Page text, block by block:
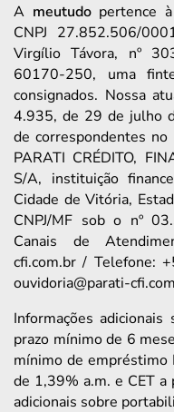
A meutudopertence à
CNPJ 27.852.506/
Virgílio Távora, nº
60170-250, uma
consignados. Nossa
4.935, de 29 de julho
de correspondentes
PARATI CRÉDITO,
S/A, instituição
Cidade de Vitória,
CNPJ/MF sob o nº
Canais de
cfi.com.br / Telefone:
ouvidoria@parati-
Informações
prazo mínimo de 6
mínimo de
de 1,39% a.m. e CET
adicionais sobre